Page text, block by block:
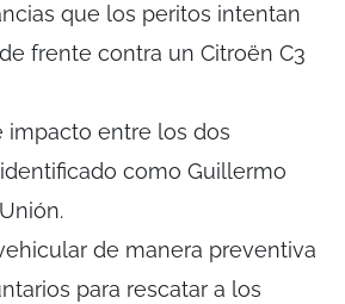
que los peritos intentan
frente contra un Citroën C3
impacto entre los dos
como Guillermo
de manera preventiva
para rescatar a los